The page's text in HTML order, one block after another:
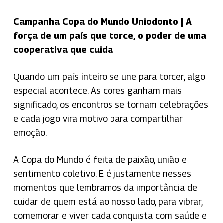
Campanha Copa do Mundo Uniodonto | A
força de um país que torce, o poder de uma
cooperativa que cuida
Quando um país inteiro se une para torcer, algo
especial acontece. As cores ganham mais
significado, os encontros se tornam celebrações
e cada jogo vira motivo para compartilhar
emoção.
A Copa do Mundo é feita de paixão, união e
sentimento coletivo. E é justamente nesses
momentos que lembramos da importância de
cuidar de quem está ao nosso lado, para vibrar,
comemorar e viver cada conquista com saúde e